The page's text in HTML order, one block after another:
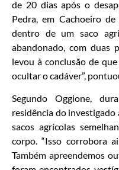
de 20 dias após o
Pedra, em Cachoeiro
dentro de um saco
abandonado, com duas
levou à conclusão de
ocultar o cadáver”,
Segundo Oggione,
residência do
sacos agrícolas
corpo. “Isso corrobora
Também apreendemos